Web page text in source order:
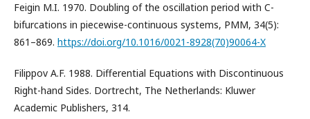
Feigin M.I. 1970. Doubling of the oscillation period with C-
bifurcations in piecewise-continuous systems, PMM, 34(5):
861–869. https://doi.org/10.1016/0021-8928(70)90064-X
Filippov A.F. 1988. Differential Equations with Discontinuous
Right-hand Sides. Dortrecht, The Netherlands: Kluwer
Academic Publishers, 314.